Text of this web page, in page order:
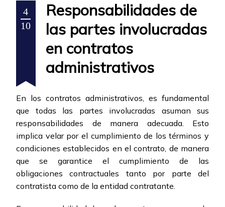
4
10
Responsabilidades de
las partes involucradas
en contratos
administrativos
En los contratos administrativos, es fundamental
que todas las partes involucradas asuman sus
responsabilidades de manera adecuada. Esto
implica velar por el cumplimiento de los términos y
condiciones establecidos en el contrato, de manera
que se garantice el cumplimiento de las
obligaciones contractuales tanto por parte del
contratista como de la entidad contratante.